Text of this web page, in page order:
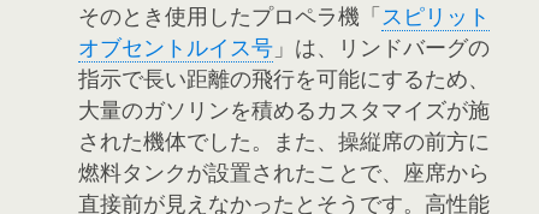
そのとき使用したプロペラ機「スピリット
オブセントルイス号 」は、リンドバーグの
指示で長い距離の飛行を可能にするため、
大量のガソリンを積めるカスタマイズが施
された機体でした。また、操縦席の前方に
燃料タンクが設置されたことで、座席から
直接前が見えなかったとそうです。高性能